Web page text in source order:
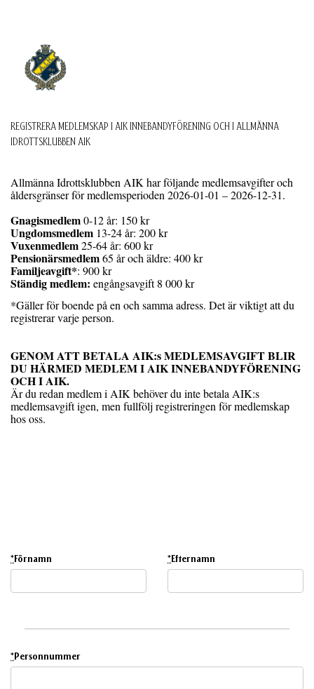
REGISTRERA MEDLEMSKAP I AIK INNEBANDYFÖRENING OCH I ALLMÄNNA
IDROTTSKLUBBEN AIK
Allmänna Idrottsklubben AIK har följande medlemsavgifter och
åldersgränser för medlemsperioden 2026-01-01 – 2026-12-31.
Gnagismedlem0-12 år: 150 kr
Ungdomsmedlem 13-24 år: 200 kr
Vuxenmedlem25-64 år: 600 kr
Pensionärsmedlem65 år och äldre: 400 kr
Familjeavgift*: 900 kr
Ständig medlem: engångsavgift 8 000 kr
*Gäller för boende på en och samma adress. Det är viktigt att du
registrerar varje person.
GENOM ATT BETALA AIK:s MEDLEMSAVGIFT BLIR
DU HÄRMED MEDLEM I AIK INNEBANDYFÖRENING
OCH I AIK.
Är du redan medlem i AIK behöver du inte betala AIK:s
medlemsavgift igen, men fullfölj registreringen för medlemskap
hos oss.
*Förnamn *Efternamn
*Personnummer